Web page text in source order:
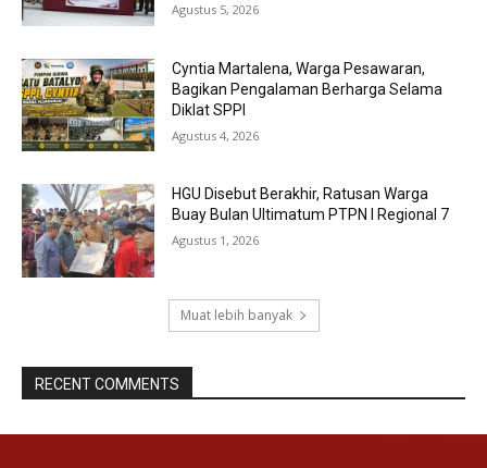
Agustus 5, 2026
Cyntia Martalena, Warga Pesawaran,
Bagikan Pengalaman Berharga Selama
Diklat SPPI
Agustus 4, 2026
HGU Disebut Berakhir, Ratusan Warga
Buay Bulan Ultimatum PTPN I Regional 7
Agustus 1, 2026
Muat lebih banyak
RECENT COMMENTS